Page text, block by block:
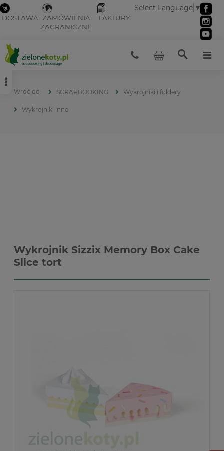
DOSTAWA ZAMÓWIENIA
ZAGRANICZNE
FAKTURY
Select Language ▼
SCRAPBOOKING Wykrojniki i foldery
Wykrojniki inne
Wykrojnik Sizzix Memory Box Cake
Slice tort